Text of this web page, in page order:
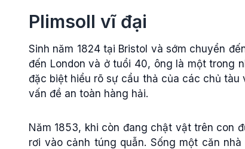
Plimsoll vĩ đại
Sinh năm 1824 tại Bristol và sớm chuyển
đến London và ở tuổi 40, ông là một trong
đặc biệt hiểu rõ sự cẩu thả của các chủ
vấn đề an toàn hàng hải.
Năm 1853, khi còn đang chật vật trên con
rơi vào cảnh túng quẫn. Sống một căn